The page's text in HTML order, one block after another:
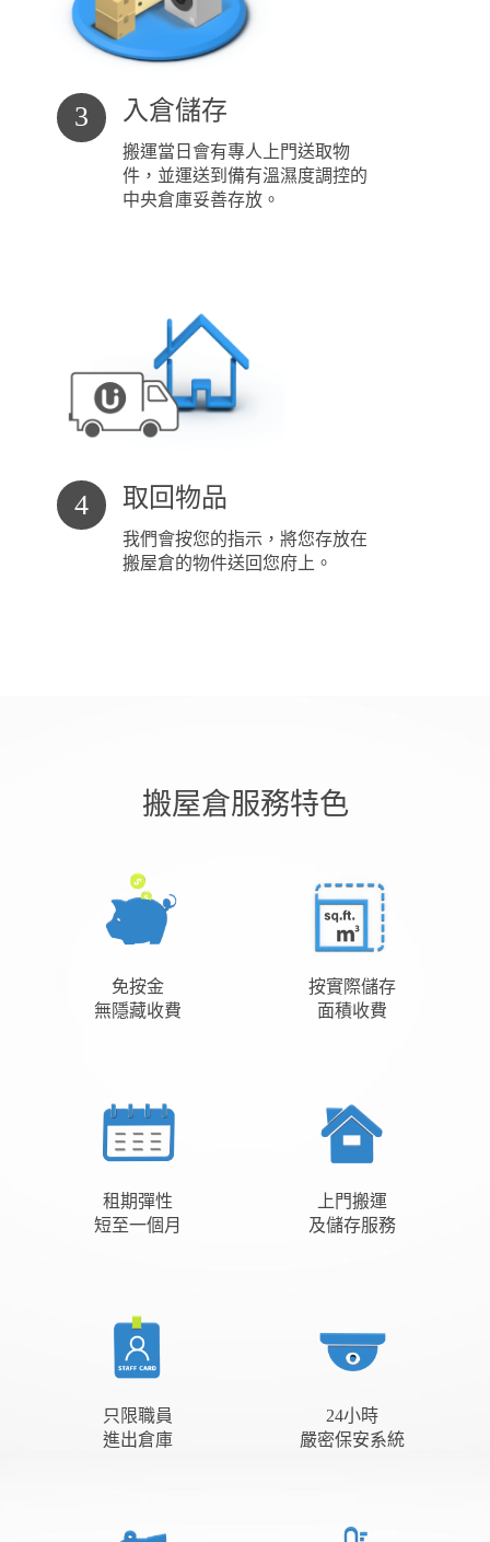
3 入倉儲存
搬運當日會有專人上門送取物
件，並運送到備有溫濕度調控的
中央倉庫妥善存放。
4 取回物品
我們會按您的指示，將您存放在
搬屋倉的物件送回您府上。
搬屋倉服務特色
免按金
無隱藏收費
按實際儲存
面積收費
租期彈性
短至一個月
上門搬運
及儲存服務
只限職員
進出倉庫
24小時
嚴密保安系統